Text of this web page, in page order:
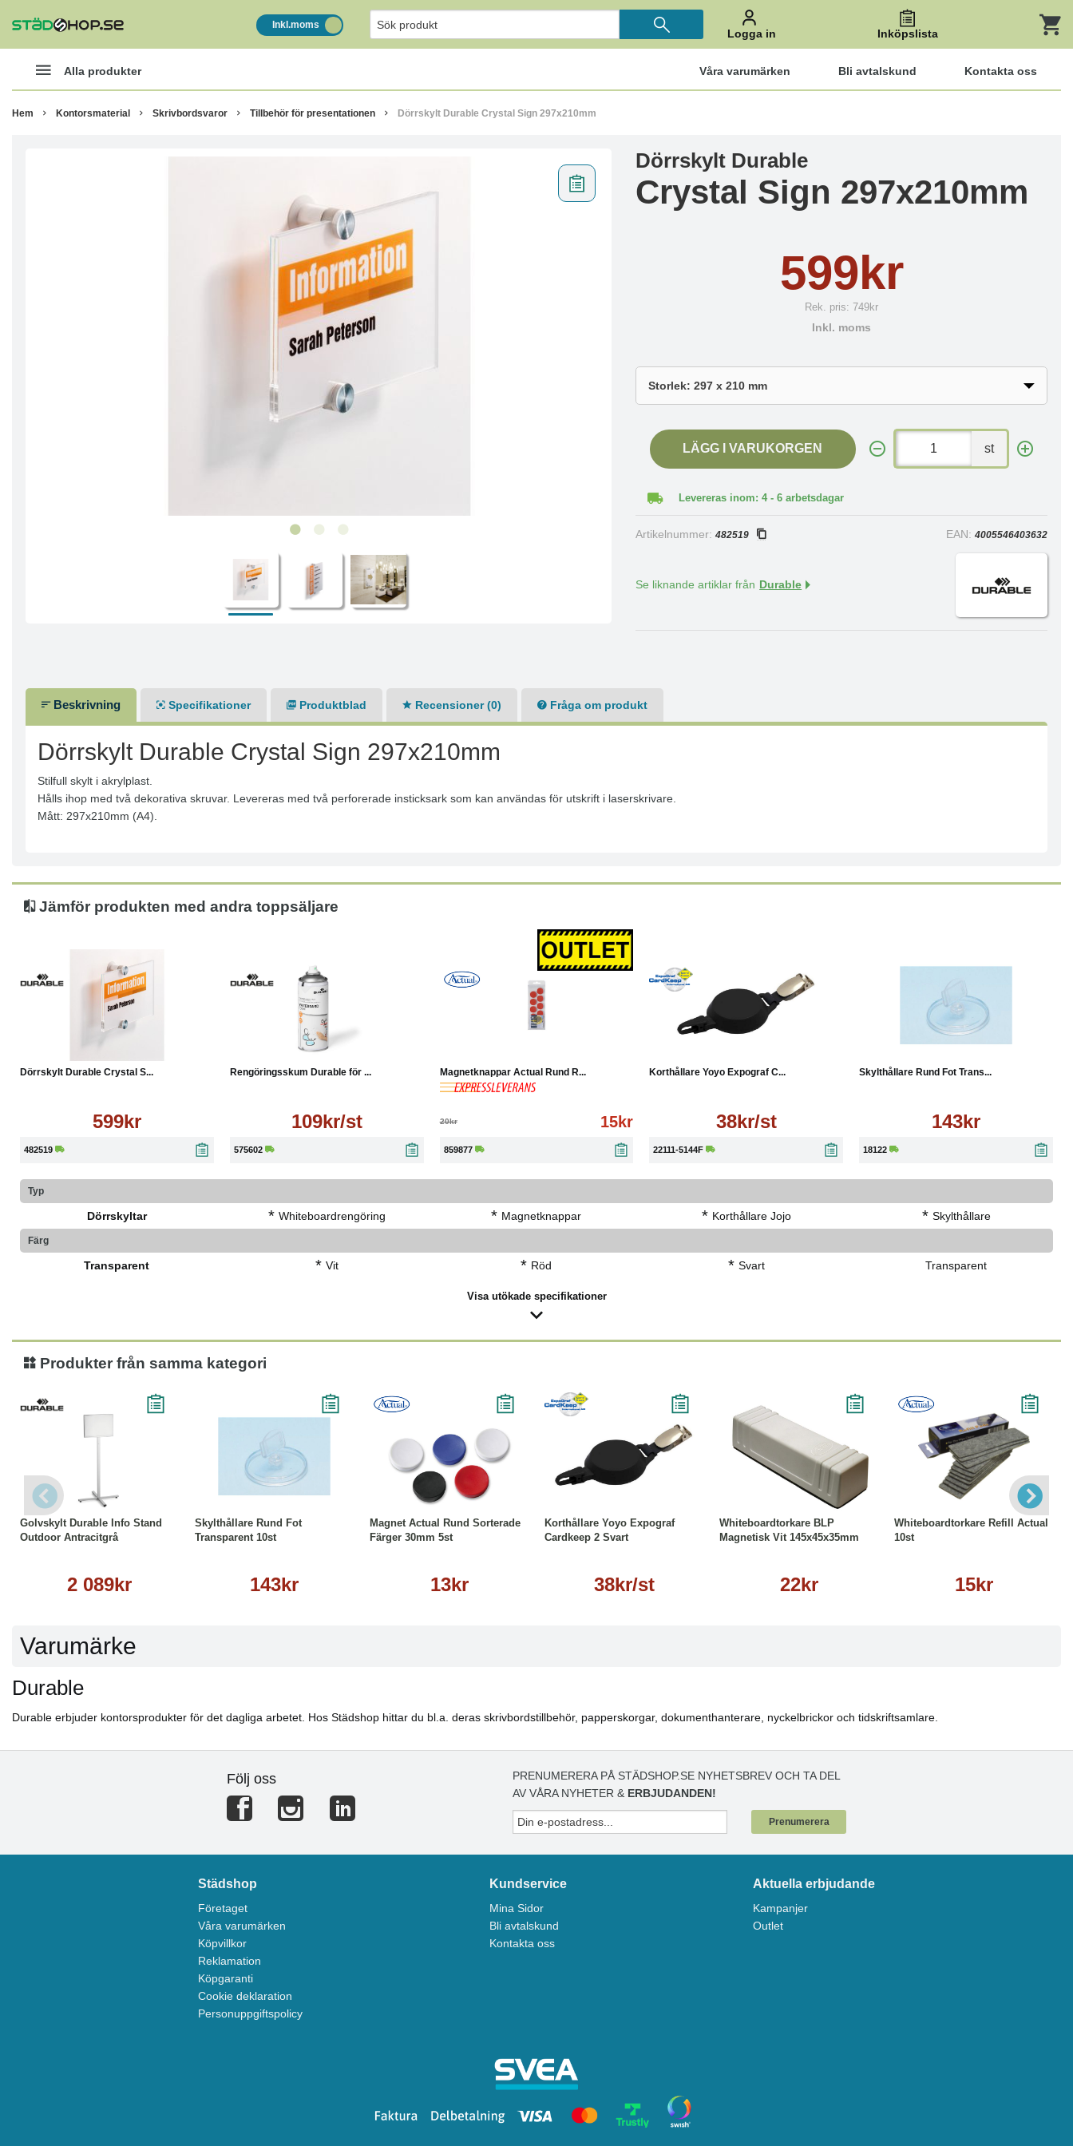
Inkl.moms
Logga in Inköpslista
Alla produkter Våra varumärken Bli avtalskund Kontakta oss
Hem Kontorsmaterial Skrivbordsvaror Tillbehör för presentationen Dörrskylt Durable Crystal Sign 297x210mm
Dörrskylt Durable
Crystal Sign 297x210mm
599kr
Rek. pris:749kr
Inkl. moms
LÄGG I VARUKORGEN st
Levereras inom: 4 - 6 arbetsdagar
Artikelnummer:482519 EAN: 4005546403632
Se liknande artiklar från Durable
Beskrivning Specifikationer Produktblad Recensioner (0) Fråga om produkt
Dörrskylt Durable Crystal Sign 297x210mm
Stilfull skylt i akrylplast.
Hålls ihop med två dekorativa skruvar. Levereras med två perforerade insticksark som kan användas för utskrift i laserskrivare.
Mått: 297x210mm (A4).
Jämför produkten med andra toppsäljare
Dörrskylt Durable Crystal S...
599kr
482519
Rengöringsskum Durable för ...
109kr/st
575602
Läs mer
Magnetknappar Actual Rund R...
20kr 15kr
859877
Korthållare Yoyo Expograf C...
38kr/st
22111-5144F
Skylthållare Rund Fot Trans...
143kr
18122
Köp Läs mer
Typ
Dörrskyltar * Whiteboardrengöring * Magnetknappar * Korthållare Jojo * Skylthållare
Färg
Transparent * Vit * Röd * Svart Transparent
Visa utökade specifikationer
Produkter från samma kategori
Golvskylt Durable Info Stand
Outdoor Antracitgrå
2 089kr
Läs mer
Skylthållare Rund Fot
Transparent 10st
143kr
Magnet Actual Rund Sorterade
Färger 30mm 5st
13kr
Köp Läs mer
Korthållare Yoyo Expograf
Cardkeep 2 Svart
38kr/st
Läs mer
Whiteboardtorkare BLP
Magnetisk Vit 145x45x35mm
22kr
Läs mer
Whiteboardtorkare Refill Actual
10st
15kr
Köp Läs mer
Varumärke
Durable
Durable erbjuder kontorsprodukter för det dagliga arbetet. Hos Städshop hittar du bl.a. deras skrivbordstillbehör, papperskorgar, dokumenthanterare, nyckelbrickor och tidskriftsamlare.
Följ oss
PRENUMERERA PÅ STÄDSHOP.SE NYHETSBREV OCH TA DEL
AV VÅRA NYHETER & ERBJUDANDEN!
Prenumerera
Städshop
Företaget
Våra varumärken
Köpvillkor
Reklamation
Köpgaranti
Cookie deklaration
Personuppgiftspolicy
Kundservice
Mina Sidor
Bli avtalskund
Kontakta oss
Aktuella erbjudande
Kampanjer
Outlet